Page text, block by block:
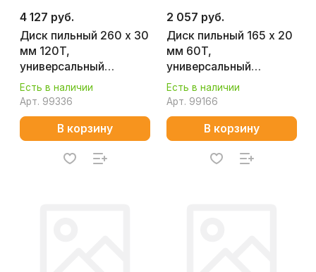
4 127 руб.
Диск пильный 260 х 30
мм 120T,
универсальный
(алюминий, дерево,
пластик) MAKITA D-
81832
Есть в наличии
Арт. 99336
В корзину
2 057 руб.
Диск пильный 165 х 20
мм 60T,
универсальный
(алюминий, дерево,
пластик) MAKITA D-
81206
Есть в наличии
Арт. 99166
В корзину